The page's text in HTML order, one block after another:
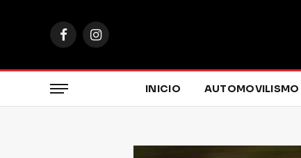
FacebookInstagram
INICIO AUTOMOVILISMO